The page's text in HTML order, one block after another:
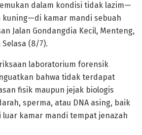
dalam kondisi tidak lazim—
kamar mandi sebuah
Jalan Gondangdia Kecil, Menteng,
(8/7).
laboratorium forensik
bahwa tidak terdapat
fisik maupun jejak biologis
sperma, atau DNA asing, baik
luar kamar mandi tempat jenazah